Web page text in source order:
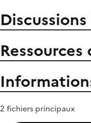
Discussions
2 fichiers principaux